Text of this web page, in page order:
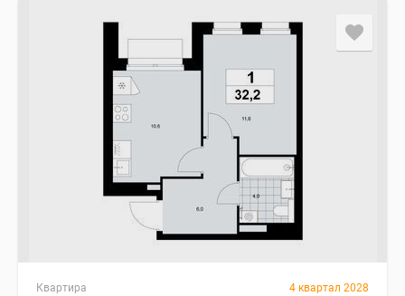
Квартира 4 квартал 2028